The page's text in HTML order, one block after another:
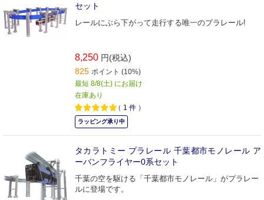
セット
レールにぶら下がって走行する唯一のプラレール!
8,250 円(税込)
825 ポイント (10%)
最短 8/8(土) にお届け
在庫あり
（ 1 件 ）
ラッピング承り中
タカラトミー プラレール 千葉都市モノレール ア
ーバンフライヤー0系セット
千葉の空を駆ける「千葉都市モノレール」がプラレー
ルに登場です。